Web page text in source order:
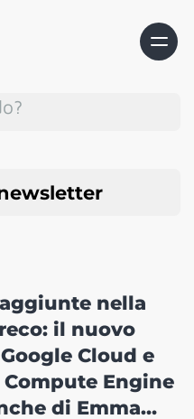
nella
il nuovo
Cloud e
Engine
di Emma…